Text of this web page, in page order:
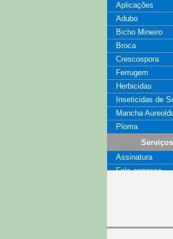
Aplicações
Adubo
Bicho Mineiro
Broca
Crescospora
Ferrugem
Herbicidas
Inseticidas de
Mancha
Ploma
Serviços
Assinatura
Fale conosco